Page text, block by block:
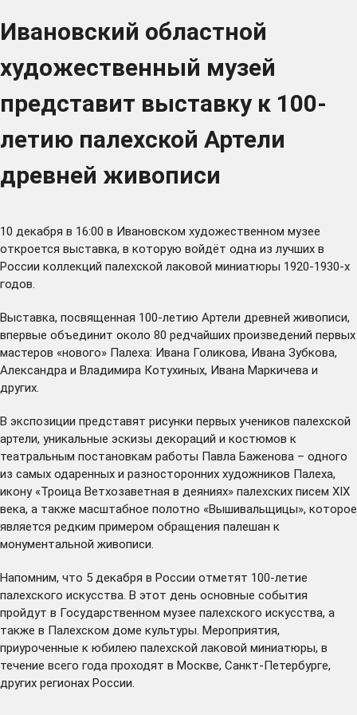
Ивановский областной
художественный музей
представит выставку к 100-
летию палехской Артели
древней живописи
10 декабря в 16:00 в Ивановском художественном музее
откроется выставка, в которую войдёт одна из лучших в
России коллекций палехской лаковой миниатюры 1920-1930-х
годов.
Выставка, посвященная 100-летию Артели древней живописи,
впервые объединит около 80 редчайших произведений первых
мастеров «нового» Палеха: Ивана Голикова, Ивана Зубкова,
Александра и Владимира Котухиных, Ивана Маркичева и
других.
В экспозиции представят рисунки первых учеников палехской
артели, уникальные эскизы декораций и костюмов к
театральным постановкам работы Павла Баженова – одного
из самых одаренных и разносторонних художников Палеха,
икону «Троица Ветхозаветная в деяниях» палехских писем XIX
века, а также масштабное полотно «Вышивальщицы», которое
является редким примером обращения палешан к
монументальной живописи.
Напомним, что 5 декабря в России отметят 100-летие
палехского искусства. В этот день основные события
пройдут в Государственном музее палехского искусства, а
также в Палехском доме культуры. Мероприятия,
приуроченные к юбилею палехской лаковой миниатюры, в
течение всего года проходят в Москве, Санкт-Петербурге,
других регионах России.